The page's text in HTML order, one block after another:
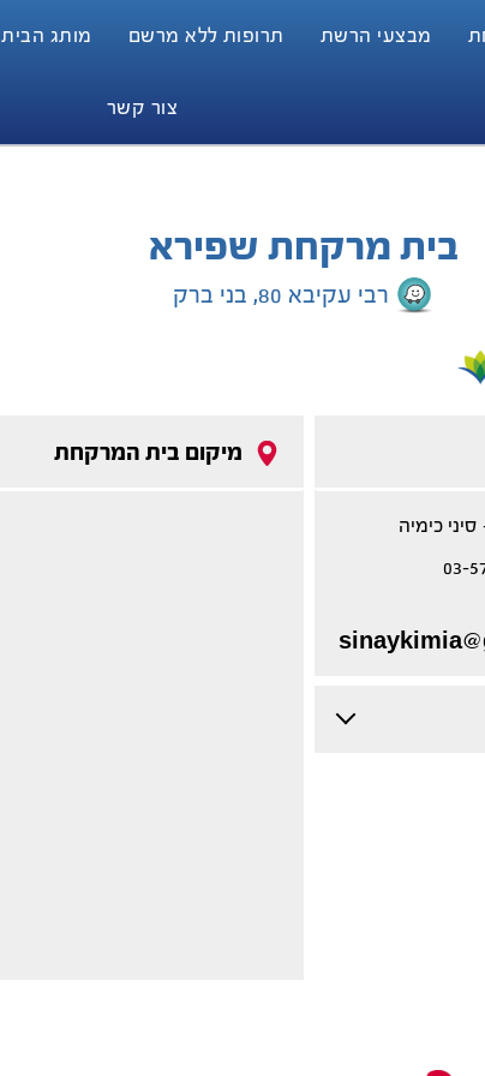
מבצעי הרשת תרופות ללא מרשם מותג הבית FEEL
צור קשר
בית מרקחת שפירא
רבי עקיבא 80, בני ברק
מיקום בית המרקחת
סיני כימיה
03-